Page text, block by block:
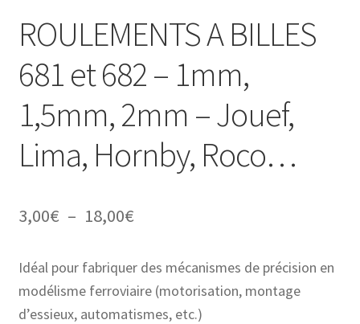
ROULEMENTS A BILLES
681 et 682 – 1mm,
1,5mm, 2mm – Jouef,
Lima, Hornby, Roco…
3,00€ – 18,00€
Idéal pour fabriquer des mécanismes de précision en
modélisme ferroviaire (motorisation, montage
d’essieux, automatismes, etc.)